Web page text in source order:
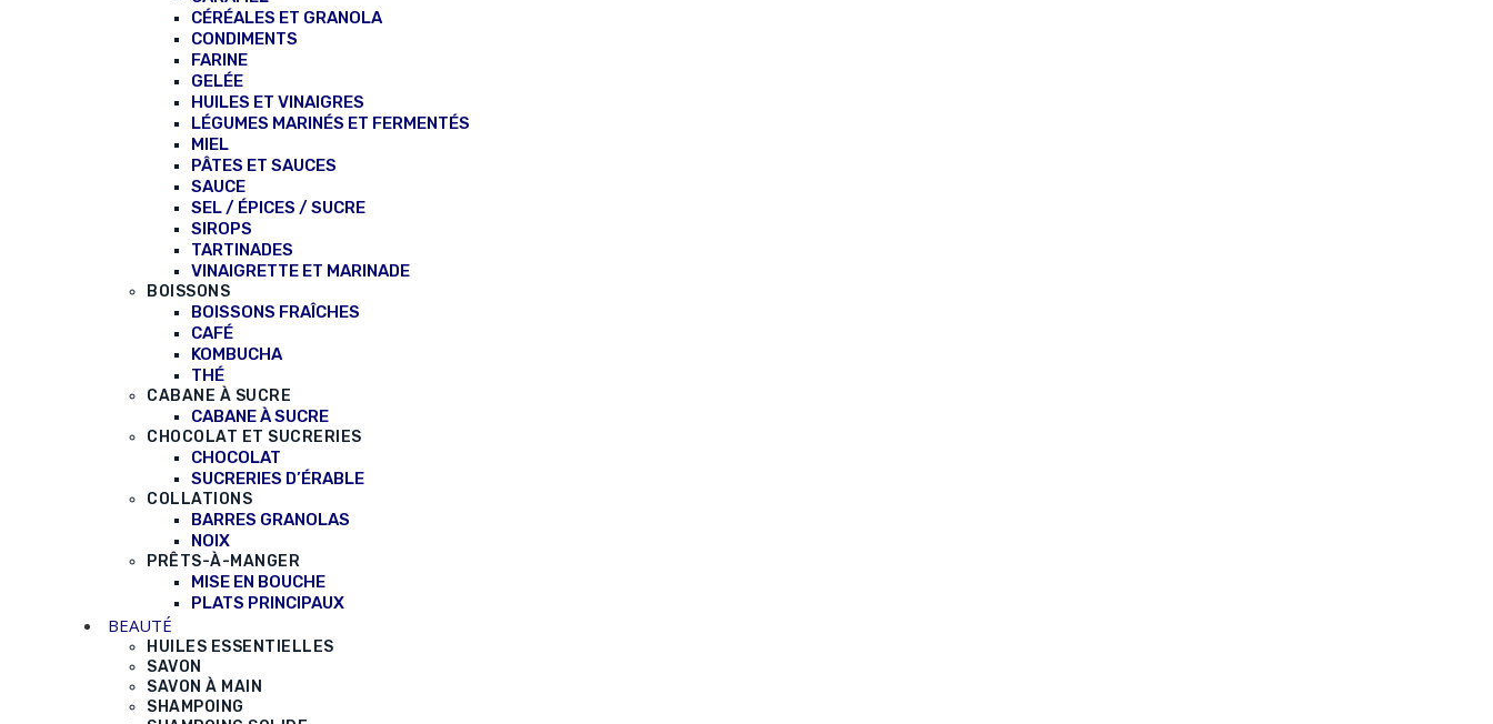
CÉRÉALES ET GRANOLA
CONDIMENTS
FARINE
GELÉE
HUILES ET VINAIGRES
LÉGUMES MARINÉS ET FERMENTÉS
MIEL
PÂTES ET SAUCES
SAUCE
SEL / ÉPICES / SUCRE
SIROPS
TARTINADES
VINAIGRETTE ET MARINADE
BOISSONS
BOISSONS FRAÎCHES
CAFÉ
KOMBUCHA
THÉ
CABANE À SUCRE
CABANE À SUCRE
CHOCOLAT ET SUCRERIES
CHOCOLAT
SUCRERIES D’ÉRABLE
COLLATIONS
BARRES GRANOLAS
NOIX
PRÊTS-À-MANGER
MISE EN BOUCHE
PLATS PRINCIPAUX
BEAUTÉ
HUILES ESSENTIELLES
SAVON
SAVON À MAIN
SHAMPOING